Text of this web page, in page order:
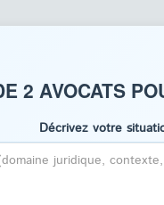
2 AVOCATS
Décrivez votre